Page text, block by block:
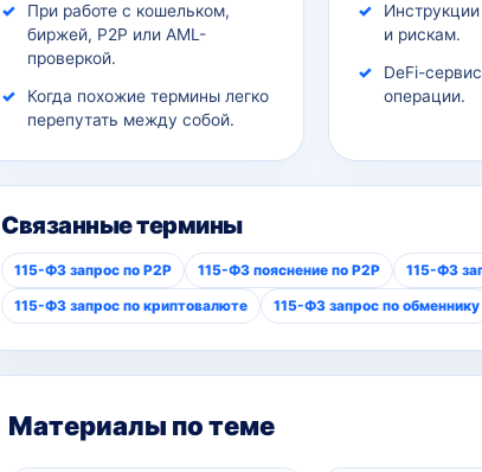
При работе с кошельком,
биржей, P2P или AML-
проверкой.
Когда похожие термины легко
перепутать между собой.
и рискам.
DeFi-
операции.
Связанные термины
115-ФЗ запрос по P2P 115-ФЗ пояснение по P2P 115-ФЗ
115-ФЗ запрос по криптовалюте 115-ФЗ запрос по обменнику
Материалы по теме